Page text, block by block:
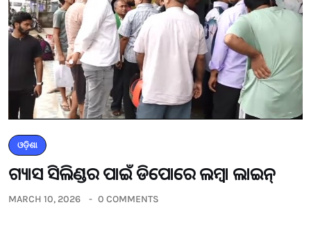
ଓଡ଼ିଶା
ଗ୍ୟାସ ସିଲିଣ୍ଡର ପାଇଁ ଡିପୋରେ ଲମ୍ବା ଲାଇନ୍
MARCH 10, 2026 0 COMMENTS